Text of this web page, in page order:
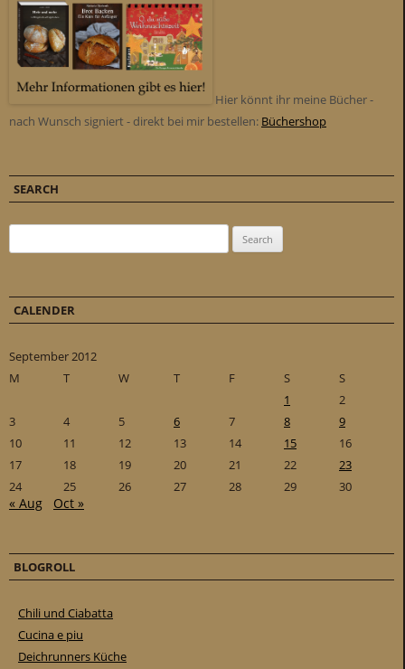
Hier könnt ihr meine Bücher -
nach Wunsch signiert - direkt bei mir bestellen: Büchershop
SEARCH
CALENDER
September 2012
M
T W T F S
S
1
2
3
4 5 6 7 8
9
10
11 12 13 14 15
16
17
18 19 20 21 22
23
24
25 26 27 28 29 30
« Aug Oct »
BLOGROLL
Chili und Ciabatta
Cucina e piu
Deichrunners Küche